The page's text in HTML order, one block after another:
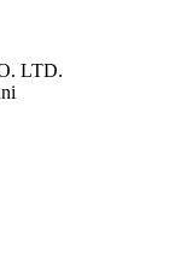
LTD.